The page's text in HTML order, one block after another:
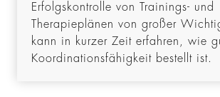
Erfolgskontrolle von Trainings- und
Therapieplänen von großer
kann in kurzer Zeit erfahren, wie
Koordinationsfähigkeit bestellt ist.